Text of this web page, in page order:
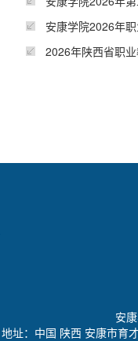
安康学院2026年
2026年陕西省职
安
地址：中国 陕西 安康市育